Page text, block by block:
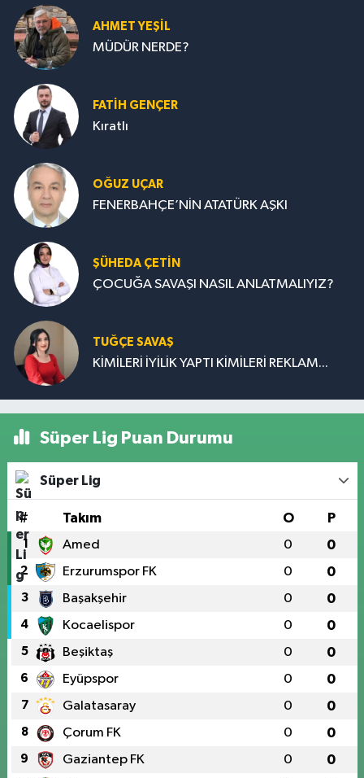
AHMET YEŞİL
MÜDÜR NERDE?
FATIH GENÇER
Kıratlı
OĞUZ UÇAR
FENERBAHÇE’NİN ATATÜRK AŞKI
ŞÜHEDA ÇETİN
ÇOCUĞA SAVAŞI NASIL ANLATMALIYIZ?
TUĞÇE SAVAŞ
KİMİLERİ İYİLİK YAPTI KİMİLERİ REKLAM...
Süper Lig Puan Durumu
Süper Lig
# Takım O P
1 Amed 0 0
2 Erzurumspor FK 0 0
3 Başakşehir 0 0
4 Kocaelispor 0 0
5 Beşiktaş 0 0
6 Eyüpspor 0 0
7 Galatasaray 0 0
8 Çorum FK 0 0
9 Gaziantep FK 0 0